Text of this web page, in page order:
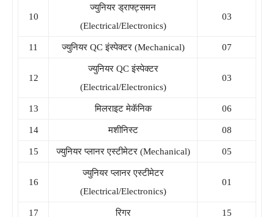
10
ज्युनियर ड्राफ्ट्समन
(Electrical/Electronics)
03
11 ज्युनियर QC इंस्पेक्टर (Mechanical) 07
12
ज्युनियर QC इंस्पेक्टर
(Electrical/Electronics)
03
13 मिलराइट मेकॅनिक 06
14 मशीनिस्ट 08
15 ज्युनियर प्लानर एस्टीमेटर (Mechanical) 05
16
ज्युनियर प्लानर एस्टीमेटर
(Electrical/Electronics)
01
17 रिगर 15